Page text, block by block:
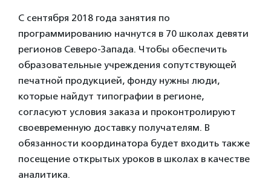
С сентября 2018 года занятия по
программированию начнутся в 70 школах девяти
регионов Северо-Запада. Чтобы обеспечить
образовательные учреждения сопутствующей
печатной продукцией, фонду нужны люди,
которые найдут типографии в регионе,
согласуют условия заказа и проконтролируют
своевременную доставку получателям. В
обязанности координатора будет входить также
посещение открытых уроков в школах в качестве
аналитика.